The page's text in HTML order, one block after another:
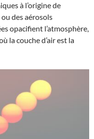
à l’origine de
des aérosols
opacifient l’atmosphère,
la couche d’air est la